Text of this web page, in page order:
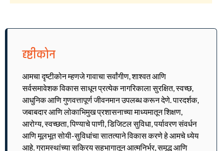
दृष्टीकोन
आमचा दृष्टीकोन म्हणजे गावाचा सर्वांगीण, शाश्वत आणि
सर्वसमावेशक विकास साधून प्रत्येक नागरिकाला सुरक्षित, स्वच्छ,
आधुनिक आणि गुणवत्तापूर्ण जीवनमान उपलब्ध करून देणे. पारदर्शक,
जबाबदार आणि लोकाभिमुख प्रशासनाच्या माध्यमातून शिक्षण,
आरोग्य, स्वच्छता, पिण्याचे पाणी, डिजिटल सुविधा, पर्यावरण संवर्धन
आणि मूलभूत सोयी-सुविधांचा सातत्याने विकास करणे हे आमचे ध्येय
आहे. ग्रामस्थांच्या सक्रिय सहभागातून आत्मनिर्भर, समृद्ध आणि